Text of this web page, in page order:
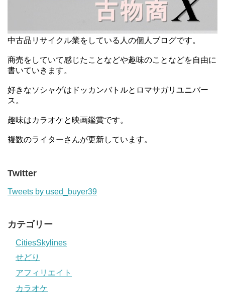
中古品リサイクル業をしている人の個人ブログです。
商売をしていて感じたことなどや趣味のことなどを自由に
書いていきます。
好きなソシャゲはドッカンバトルとロマサガリユニバー
ス。
趣味はカラオケと映画鑑賞です。
複数のライターさんが更新しています。
Twitter
Tweets by used_buyer39
カテゴリー
CitiesSkylines
せどり
アフィリエイト
カラオケ